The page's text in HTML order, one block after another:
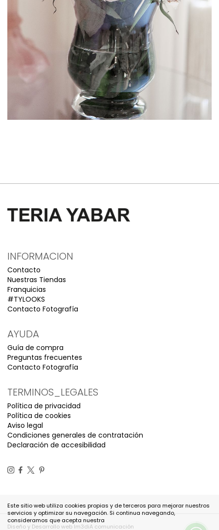
INFORMACION
Contacto
Nuestras Tiendas
Franquicias
#TYLOOKS
Contacto Fotografía
AYUDA
Guía de compra
Preguntas frecuentes
Contacto Fotografía
TERMINOS_LEGALES
Política de privacidad
Política de cookies
Aviso legal
Condiciones generales de contratación
Declaración de accesibilidad
Diseño y Desarrollo web Im3diA comunicación
Este sitio web utiliza cookies propias y de terceros para mejorar nuestros
servicios y optimizar su navegación. Si continua navegando,
consideramos que acepta nuestra